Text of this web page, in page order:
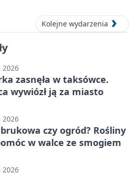
Kolejne wydarzenia
zasnęła w taksówce.
wywiózł ją za miasto
czy ogród? Rośliny
w walce ze smogiem